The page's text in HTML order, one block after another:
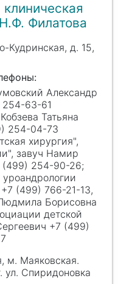
Филатова
Кудринская, д. 15,
Александр
63-61
Татьяна
254-04-73
хирургия",
завуч Намир
254-90-26;
(499) 766-21-13,
Борисовна
детской
+7 (499)
м. Маяковская.
ул. Спиридоновка